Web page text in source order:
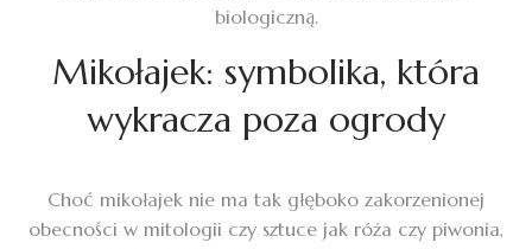
biologiczną.
Mikołajek: symbolika, która
wykracza poza ogrody
Choć mikołajek nie ma tak głęboko zakorzenionej
obecności w mitologii czy sztuce jak róża czy piwonia,